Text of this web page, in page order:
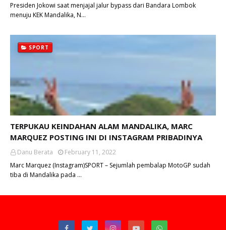
Presiden Jokowi saat menjajal jalur bypass dari Bandara Lombok
menuju KEK Mandalika, N…
SPORT
TERPUKAU KEINDAHAN ALAM MANDALIKA, MARC
MARQUEZ POSTING INI DI INSTAGRAM PRIBADINYA
Danu Berata
February 11, 2022
Marc Marquez (Instagram)SPORT – Sejumlah pembalap MotoGP sudah
tiba di Mandalika pada …